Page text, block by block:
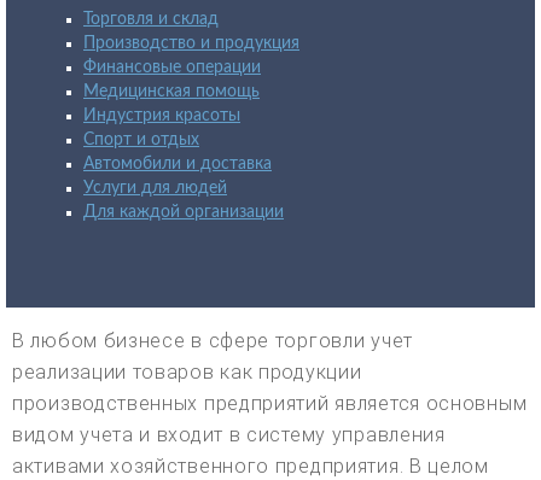
Торговля и склад
Производство и продукция
Финансовые операции
Медицинская помощь
Индустрия красоты
Спорт и отдых
Автомобили и доставка
Услуги для людей
Для каждой организации
В любом бизнесе в сфере торговли учет
реализации товаров как продукции
производственных предприятий является основным
видом учета и входит в систему управления
активами хозяйственного предприятия. В целом